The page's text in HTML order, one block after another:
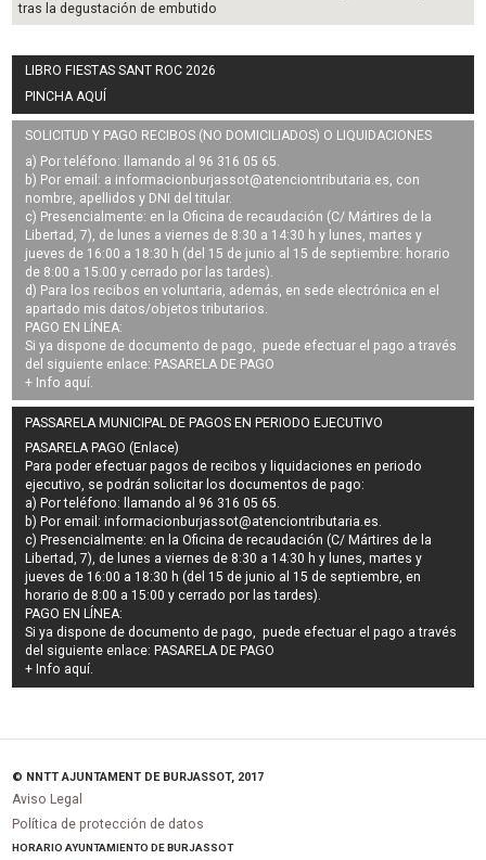
tras la degustación de embutido
LIBRO FIESTAS SANT ROC 2026
PINCHA AQUÍ
SOLICITUD Y PAGO RECIBOS (NO DOMICILIADOS) O LIQUIDACIONES
a) Por teléfono: llamando al 96 316 05 65.
b) Por email: a informacionburjassot@atenciontributaria.es, con
nombre, apellidos y DNI del titular.
c) Presencialmente: en la Oficina de recaudación (C/ Mártires de la
Libertad, 7), de lunes a viernes de 8:30 a 14:30 h y lunes, martes y
jueves de 16:00 a 18:30 h (del 15 de junio al 15 de septiembre: horario
de 8:00 a 15:00 y cerrado por las tardes).
d) Para los recibos en voluntaria, además, en sede electrónica en el
apartado mis datos/objetos tributarios.
PAGO EN LÍNEA:
Si ya dispone de documento de pago, puede efectuar el pago a través
del siguiente enlace: PASARELA DE PAGO
+ Info aquí.
PASSARELA MUNICIPAL DE PAGOS EN PERIODO EJECUTIVO
PASARELA PAGO (Enlace)
Para poder efectuar pagos derecibos y liquidaciones en periodo
ejecutivo, se podrán solicitar los documentos de pago:
a) Por teléfono: llamando al 96 316 05 65.
b) Por email:informacionburjassot@atenciontributaria.es.
c) Presencialmente: en la Oficina de recaudación (C/ Mártires de la
Libertad, 7), de lunes a viernes de 8:30 a 14:30 h y lunes, martes y
jueves de 16:00 a 18:30 h (del 15 de junio al 15 de septiembre, en
horario de 8:00 a 15:00 y cerrado por las tardes).
PAGO EN LÍNEA:
Si ya dispone de documento de pago, puede efectuar el pago a través
del siguiente enlace: PASARELA DE PAGO
+ Info aquí.
© NNTT AJUNTAMENT DE BURJASSOT, 2017
Aviso Legal
Política de protección de datos
HORARIO AYUNTAMIENTO DE BURJASSOT